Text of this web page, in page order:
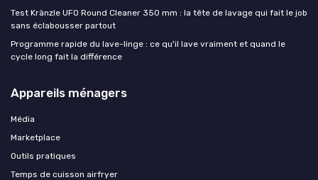
Test Kränzle UFO Round Cleaner 350 mm : la tête de lavage qui fait le job
sans éclabousser partout
Programme rapide du lave-linge : ce qu'il lave vraiment et quand le
cycle long fait la différence
Appareils ménagers
Média
Marketplace
Outils pratiques
Temps de cuisson airfryer